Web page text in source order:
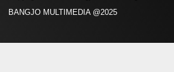
BANGJO MULTIMEDIA @2025